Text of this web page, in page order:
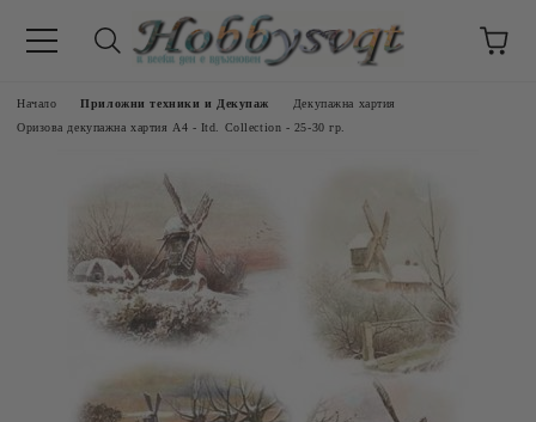
Начало Приложни техники и Декупаж
Декупажна хартия
Оризова декупажна хартия А4 - Itd. Collection - 25-30 гр.